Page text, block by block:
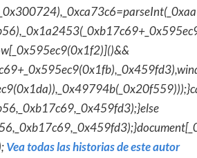
Vea todas las historias de este autor